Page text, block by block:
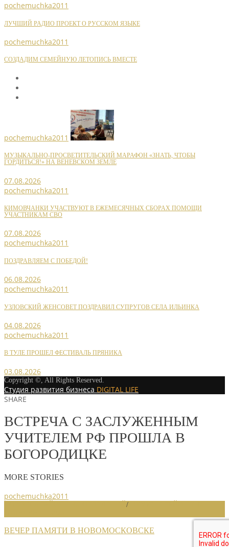
pochemuchka2011
ЛУЧШИЙ РАДИО ПРОЕКТ О РУССКОМ ЯЗЫКЕ
pochemuchka2011
СОЗДАДИМ СЕМЕЙНУЮ ЛЕТОПИСЬ ВМЕСТЕ
pochemuchka2011
МУЗЫКАЛЬНО-ПРОСВЕТИТЕЛЬСКИЙ МАРАФОН «ЗНАТЬ, ЧТОБЫ
ГОРДИТЬСЯ!» НА ВЕНЕВСКОМ ЗЕМЛЕ
07.08.2026
pochemuchka2011
КИМОВЧАНКИ УЧАСТВУЮТ В ЕЖЕМЕСЯЧНЫХ СБОРАХ ПОМОЩИ
УЧАСТНИКАМ СВО
07.08.2026
pochemuchka2011
ПОЗДРАВЛЯЕМ С ПОБЕДОЙ!
06.08.2026
pochemuchka2011
УЗЛОВСКИЙ ЖЕНСОВЕТ ПОЗДРАВИЛ СУПРУГОВ СЕЛА ИЛЬИНКА
04.08.2026
pochemuchka2011
В ТУЛЕ ПРОШЕЛ ФЕСТИВАЛЬ ПРЯНИКА
03.08.2026
Copyright ©, All Rights Reserved.
Студия развития бизнеса DIGITAL LIFE
SHARE
ВСТРЕЧА С ЗАСЛУЖЕННЫМ
УЧИТЕЛЕМ РФ ПРОШЛА В
БОГОРОДИЦКЕ
MORE STORIES
pochemuchka2011
/
ВЕЧЕР ПАМЯТИ В НОВОМОСКОВСКЕ